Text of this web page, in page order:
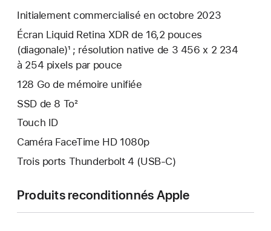
Initialement commercialisé en octobre 2023
Écran Liquid Retina XDR de 16,2 pouces
(diagonale)¹ ; résolution native de 3 456 x 2 234
à 254 pixels par pouce
128 Go de mémoire unifiée
SSD de 8 To²
Touch ID
Caméra FaceTime HD 1080p
Trois ports Thunderbolt 4 (USB-C)
Produits reconditionnés Apple